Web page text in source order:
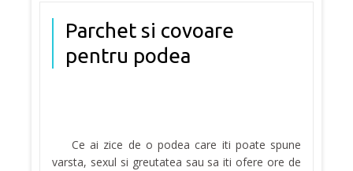
Parchet si covoare
pentru podea
Ce ai zice de o podea care iti poate spune
varsta, sexul si greutatea sau sa iti ofere ore de